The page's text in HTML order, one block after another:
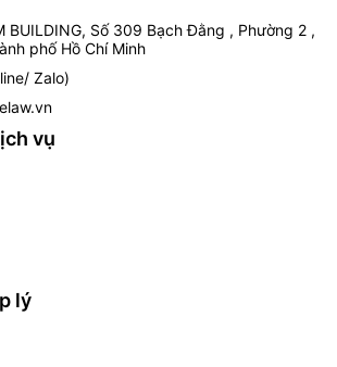
BUILDING, Số 309 Bạch Đằng , Phường 2 ,
phố Hồ Chí Minh
Zalo)
vụ
lý